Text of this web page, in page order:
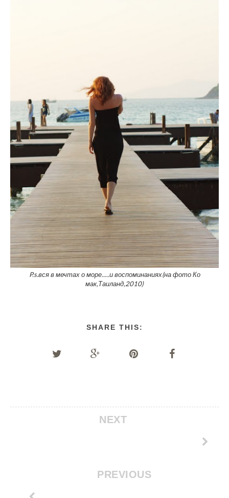
P.s.вся в мечтах о море.....и воспоминаниях(на фото Ко
мак,Таиланд,2010)
SHARE THIS:
NEXT
PREVIOUS